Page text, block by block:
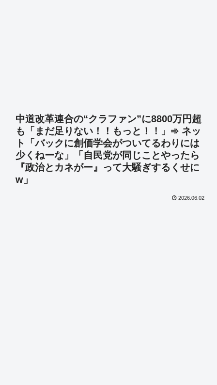
中道改革連合の“クラファン”に8800万円超
も「まだ足りない！！もっと！！」➾ ネッ
ト「バックに創価学会がついてるわりには
少くねーな」「自民党が同じことやったら
『政治とカネがー』って大騒ぎするくせに
w」
2026.06.02